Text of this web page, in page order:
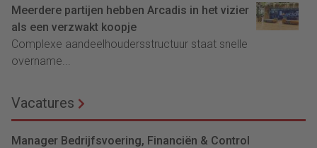
Meerdere partijen hebben Arcadis in het vizier
als een verzwakt koopje
Complexe aandeelhoudersstructuur staat snelle
overname...
Vacatures
Manager Bedrijfsvoering, Financiën & Control